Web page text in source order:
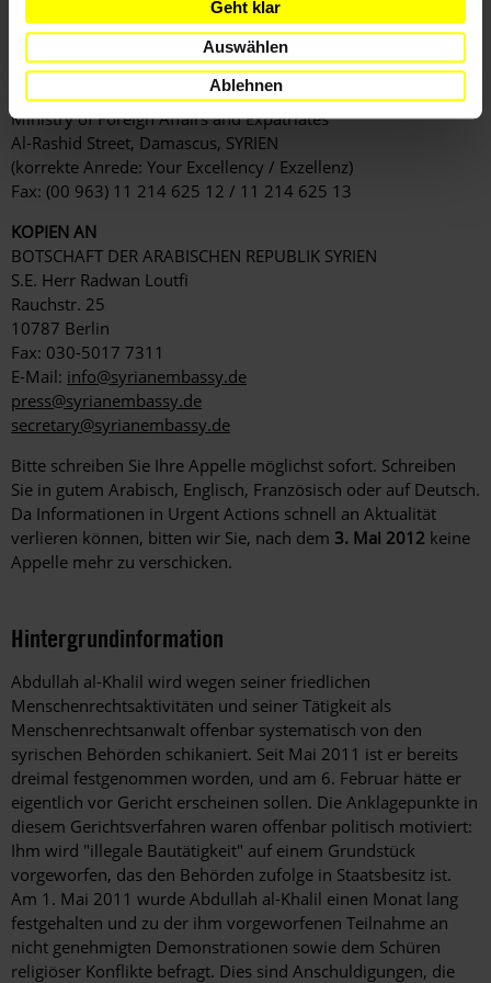
Geht klar
Auswählen
Ablehnen
Walid al-Mu'allim
Ministry of Foreign Affairs and Expatriates
Al-Rashid Street, Damascus, SYRIEN
(korrekte Anrede: Your Excellency / Exzellenz)
Fax: (00 963) 11 214 625 12 / 11 214 625 13
KOPIEN AN
BOTSCHAFT DER ARABISCHEN REPUBLIK SYRIEN
S.E. Herr Radwan Loutfi
Rauchstr. 25
10787 Berlin
Fax: 030-5017 7311
E-Mail: info@syrianembassy.de
press@syrianembassy.de
secretary@syrianembassy.de
Bitte schreiben Sie Ihre Appelle möglichst sofort. Schreiben
Sie in gutem Arabisch, Englisch, Französisch oder auf Deutsch.
Da Informationen in Urgent Actions schnell an Aktualität
verlieren können, bitten wir Sie, nach dem 3. Mai 2012 keine
Appelle mehr zu verschicken.
Hintergrundinformation
Hintergrund
Abdullah al-Khalil wird wegen seiner friedlichen
Menschenrechtsaktivitäten und seiner Tätigkeit als
Menschenrechtsanwalt offenbar systematisch von den
syrischen Behörden schikaniert. Seit Mai 2011 ist er bereits
dreimal festgenommen worden, und am 6. Februar hätte er
eigentlich vor Gericht erscheinen sollen. Die Anklagepunkte in
diesem Gerichtsverfahren waren offenbar politisch motiviert:
Ihm wird "illegale Bautätigkeit" auf einem Grundstück
vorgeworfen, das den Behörden zufolge in Staatsbesitz ist.
Am 1. Mai 2011 wurde Abdullah al-Khalil einen Monat lang
festgehalten und zu der ihm vorgeworfenen Teilnahme an
nicht genehmigten Demonstrationen sowie dem Schüren
religiöser Konflikte befragt. Dies sind Anschuldigungen, die